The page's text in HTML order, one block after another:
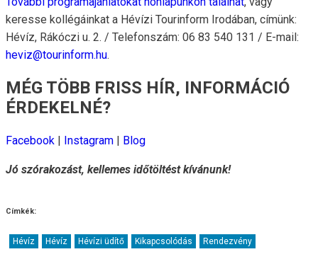
keresse kollégáinkat a Hévízi Tourinform Irodában, címünk:
Hévíz, Rákóczi u. 2. / Telefonszám: 06 83 540 131 / E-mail:
heviz@tourinform.hu.
MÉG TÖBB FRISS HÍR, INFORMÁCIÓ
ÉRDEKELNÉ?
Facebook | Instagram | Blog
Jó szórakozást, kellemes időtöltést kívánunk!
Címkék:
Hévíz Hévíz Hévízi üdítő Kikapcsolódás Rendezvény